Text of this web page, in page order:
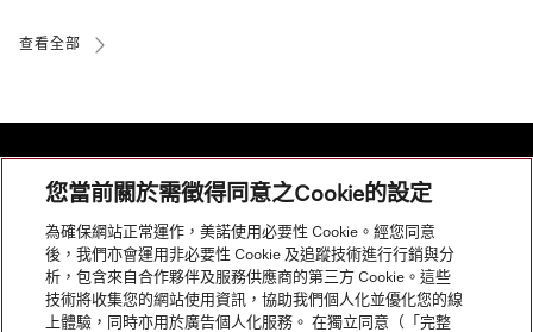
查看全部
網站導航
服務
您當前關於需徵得同意之Cookie的設定
為確保網站正常運作，美諾使用必要性 Cookie。經您同意
後，我們亦會運用非必要性 Cookie 及追蹤技術進行行銷與分
析，包含來自合作夥伴及服務供應商的第三方 Cookie。這些
技術將收集您的網站使用資訊，協助我們個人化並優化您的線
上體驗，同時亦用於廣告個人化服務。 在獨立同意（「完整